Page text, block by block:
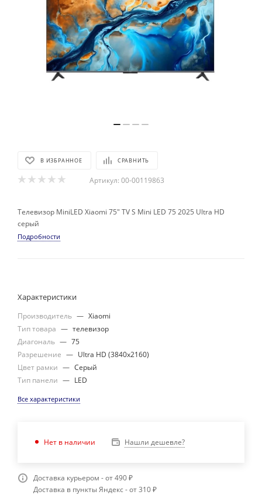
В ИЗБРАННОЕ СРАВНИТЬ
Артикул: 00-00119863
Телевизор MiniLED Xiaomi 75" TV S Mini LED 75 2025 Ultra HD
серый
Подробности
Характеристики
Производитель — Xiaomi
Тип товара — телевизор
Диагональ — 75
Разрешение — Ultra HD (3840х2160)
Цвет рамки — Серый
Тип панели — LED
Все характеристики
Нет в наличии Нашли дешевле?
Доставка курьером - от 490 ₽
Доставка в пункты Яндекс - от 310 ₽